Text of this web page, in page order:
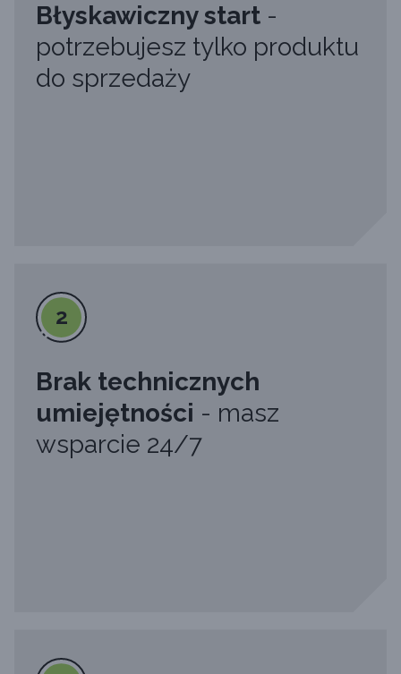
Błyskawiczny start -
potrzebujesz tylko produktu
do sprzedaży
2
Brak technicznych
umiejętności - masz
wsparcie 24/7